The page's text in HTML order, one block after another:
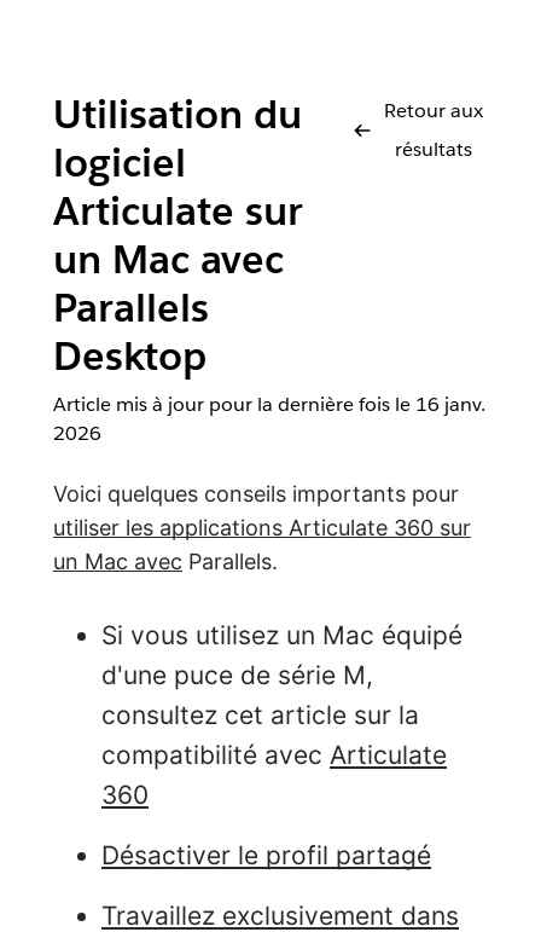
Utilisation du
logiciel
Articulate sur
un Mac avec
Parallels
Desktop
Retour aux
résultats
Article mis à jour pour la dernière fois le 16 janv.
2026
Voici quelques conseils importants pour
utiliser les applications Articulate 360 sur
un Mac avec Parallels.
Si vous utilisez un Mac équipé
d'une puce de série M,
consultez cet article sur la
compatibilité avec Articulate
360
Désactiver le profil partagé
Travaillez exclusivement dans